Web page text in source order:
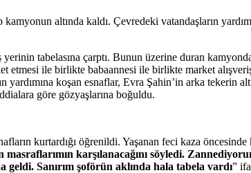
altında kaldı. Çevredeki vatandaşların
tabelasına çarptı. Bunun üzerine duran
etmesi ile birlikte babaannesi ile birlikte market
yardımına koşan esnaflar, Evra Şahin’in arka tekerin
göre gözyaşlarına boğuldu.
kurtardığı öğrenildi. Yaşanan feci kaza öncesinde
karşılanacağını söyledi.
Sanırım şoförün aklında hala tabela vardı”